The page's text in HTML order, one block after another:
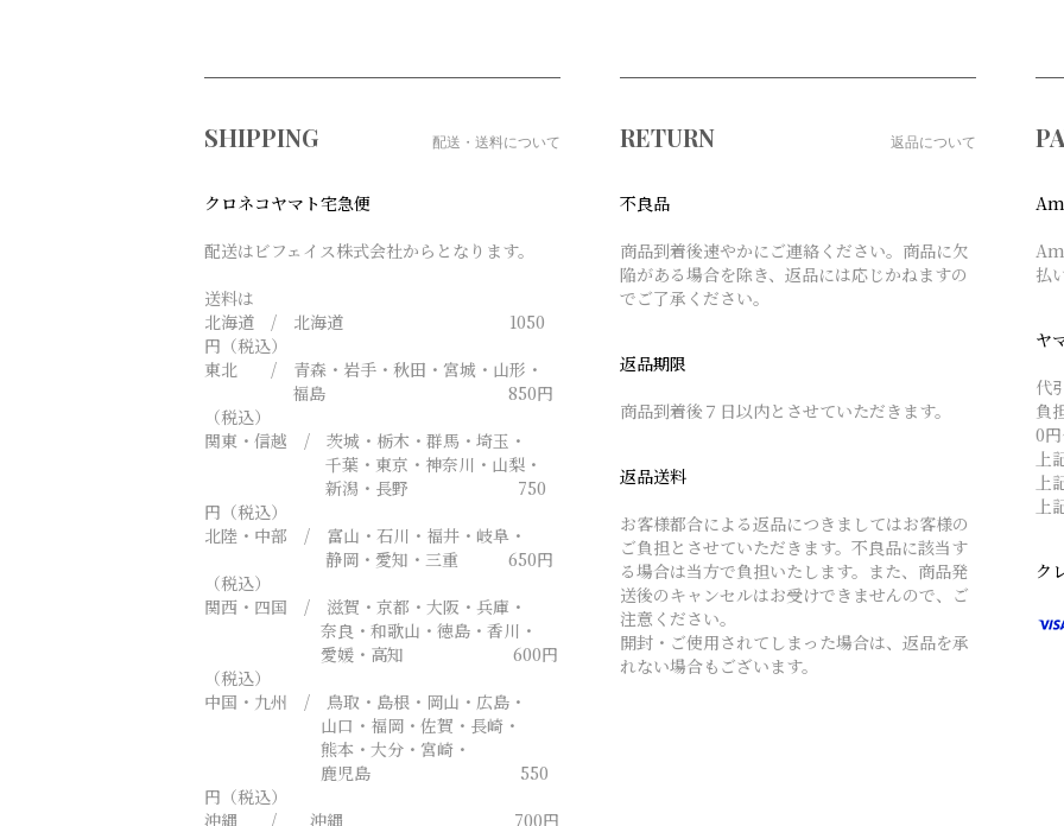
SHIPPING 配送・送料について
クロネコヤマト宅急便
配送はビフェイス株式会社からとなります。
送料は
北海道 / 北海道 1050
円（税込）
東北 / 青森・岩手・秋田・宮城・山形・
福島 850円
（税込）
関東・信越 / 茨城・栃木・群馬・埼玉・
千葉・東京・神奈川・山梨・
新潟・長野 750
円（税込）
北陸・中部 / 富山・石川・福井・岐阜・
静岡・愛知・三重 650円
（税込）
関西・四国 / 滋賀・京都・大阪・兵庫・
奈良・和歌山・徳島・香川・
愛媛・高知 600円
（税込）
中国・九州 / 鳥取・島根・岡山・広島・
山口・福岡・佐賀・長崎・
熊本・大分・宮崎・
鹿児島 550
円（税込）
沖縄 / 沖縄 700円
RETURN 返品について
不良品
商品到着後速やかにご連絡ください。商品に欠
陥がある場合を除き、返品には応じかねますの
でご了承ください。
返品期限
商品到着後７日以内とさせていただきます。
返品送料
お客様都合による返品につきましてはお客様の
ご負担とさせていただきます。不良品に該当す
る場合は当方で負担いたします。また、商品発
送後のキャンセルはお受けできませんので、ご
注意ください。
開封・ご使用されてしまった場合は、返品を承
れない場合もございます。
払
ヤ
代
負
0
上
上
上
ク